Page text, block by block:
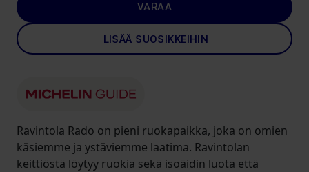
VARAA
LISÄÄ SUOSIKKEIHIN
Ravintola Rado on pieni ruokapaikka, joka on omien
käsiemme ja ystäviemme laatima. Ravintolan
keittiöstä löytyy ruokia sekä isoäidin luota että